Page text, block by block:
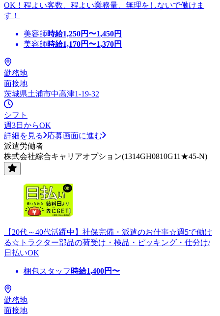
OK！程よい客数、程よい業務量、無理をしないで働けま
す！
美容師時給1,250円〜1,450円
美容師時給1,170円〜1,370円
勤務地
面接地
茨城県土浦市中高津1-19-32
シフト
週3日からOK
詳細を見る
応募画面に進む
派遣労働者
株式会社綜合キャリアオプション(1314GH0810G11★45-N)
【20代～40代活躍中】社保完備・派遣のお仕事☆週5で働け
る☆トラクター部品の荷受け・検品・ピッキング・仕分け/
日払いOK
梱包スタッフ 時給1,400円〜
勤務地
面接地